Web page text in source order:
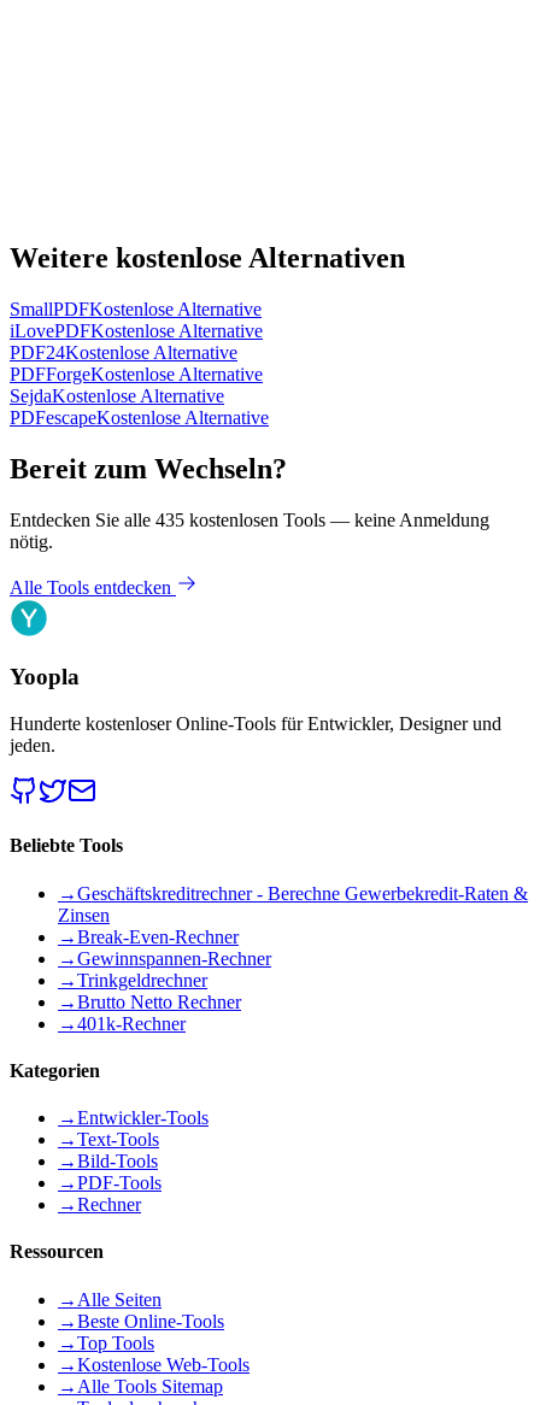
Weitere kostenlose Alternativen
SmallPDFKostenlose Alternative
iLovePDFKostenlose Alternative
PDF24Kostenlose Alternative
PDFForgeKostenlose Alternative
SejdaKostenlose Alternative
PDFescapeKostenlose Alternative
Bereit zum Wechseln?
Entdecken Sie alle 435 kostenlosen Tools — keine Anmeldung
nötig.
Alle Tools entdecken
Yoopla
Hunderte kostenloser Online-Tools für Entwickler, Designer und
jeden.
Beliebte Tools
→Geschäftskreditrechner - Berechne Gewerbekredit-Raten &
Zinsen
→Break-Even-Rechner
→Gewinnspannen-Rechner
→Trinkgeldrechner
→Brutto Netto Rechner
→401k-Rechner
Kategorien
→Entwickler-Tools
→Text-Tools
→Bild-Tools
→PDF-Tools
→Rechner
Ressourcen
→ Alle Seiten
→Beste Online-Tools
→Top Tools
→Kostenlose Web-Tools
→ Alle Tools Sitemap